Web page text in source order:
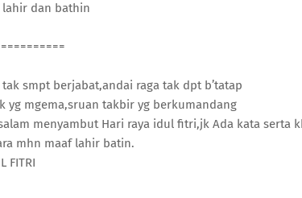
dan bathin
smpt berjabat,andai raga tak dpt b’tatap
yg mgema,sruan takbir yg berkumandang
menyambut Hari raya idul fitri,jk Ada kata serta
mhn maaf lahir batin.
FITRI